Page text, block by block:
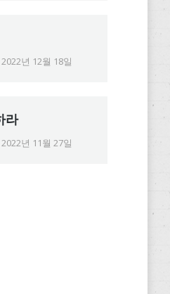
2022년 12월 18일
라
2022년 11월 27일